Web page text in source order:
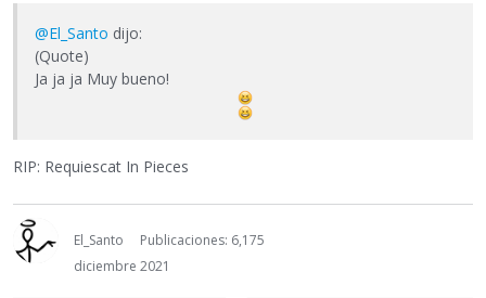
@El_Santo dijo:
(Quote)
Ja ja ja Muy bueno!
RIP: Requiescat In Pieces
El_Santo
Publicaciones: 6,175
diciembre 2021